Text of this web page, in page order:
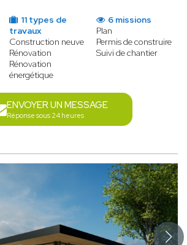
11 types de
travaux
Construction neuve
Rénovation
Rénovation
énergétique
6 missions
Plan
Permis de construire
Suivi de chantier
ENVOYER UN MESSAGE
Réponse sous 24 heures